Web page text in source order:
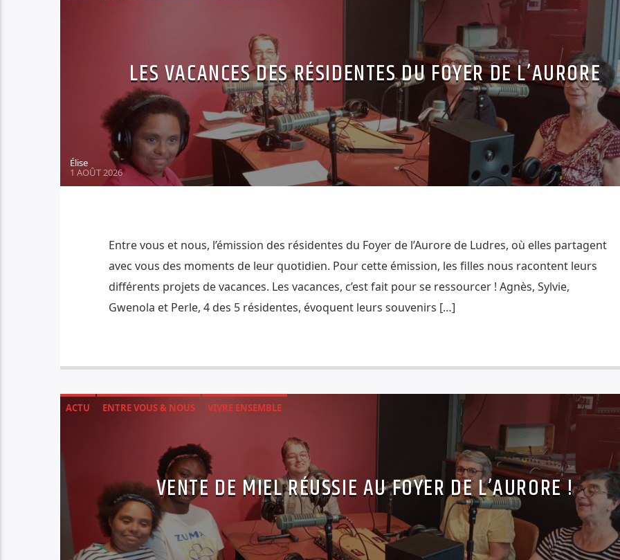
LES VACANCES DES RÉSIDENTES DU FOYER DE L’AURORE
Élise
1 AOÛT 2026
Entre vous et nous, l’émission des résidentes du Foyer de l’Aurore de Ludres, où elles partagent
avec vous des moments de leur quotidien. Pour cette émission, les filles nous racontent leurs
différents projets de vacances. Les vacances, c’est fait pour se ressourcer ! Agnès, Sylvie,
Gwenola et Perle, 4 des 5 résidentes, évoquent leurs souvenirs […]
ACTU ENTRE VOUS & NOUS VIVRE ENSEMBLE
VENTE DE MIEL RÉUSSIE AU FOYER DE L’AURORE !